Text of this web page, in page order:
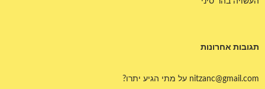
תגובות אחרונות
nitzanc@gmail.com על מתי הגיע יתרו?